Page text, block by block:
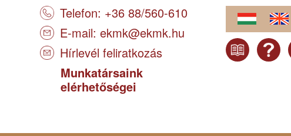
Telefon: +36 88/560-610
E-mail: ekmk@ekmk.hu
Hírlevél feliratkozás
Munkatársaink
elérhetőségei